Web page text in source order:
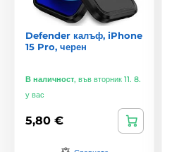
Defender калъф, iPhone
15 Pro, черен
В наличност, във вторник 11. 8.
у вас
5,80 €